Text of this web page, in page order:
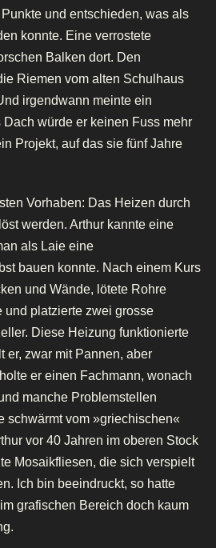
und entschieden, was als
konnte. Eine verrostete
Balken dort. Den
Riemen vom alten Schulhaus
irgendwann meinte ein
Dach würde er keinen Fuss mehr
Projekt, auf das sie fünf Jahre
Vorhaben: Das Heizen durch
werden. Arthur kannte eine
als Laie eine
bauen konnte. Nach einem Kurs
und Wände, lötete Rohre
und platzierte zwei grosse
Diese Heizung funktionierte
er, zwar mit Pannen, aber
er einen Fachmann, wonach
manche Problemstellen
schwärmt vom »griechischen«
vor 40 Jahren im oberen Stock
Mosaikfliesen, die sich verspielt
Ich bin beeindruckt, so hatte
grafischen Bereich doch kaum